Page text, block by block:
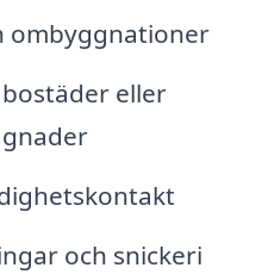
ombyggnationer
eller
och snickeri